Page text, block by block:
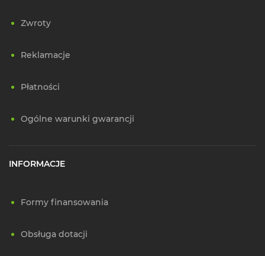
Zwroty
Reklamacje
Płatności
Ogólne warunki gwarancji
INFORMACJE
Formy finansowania
Obsługa dotacji